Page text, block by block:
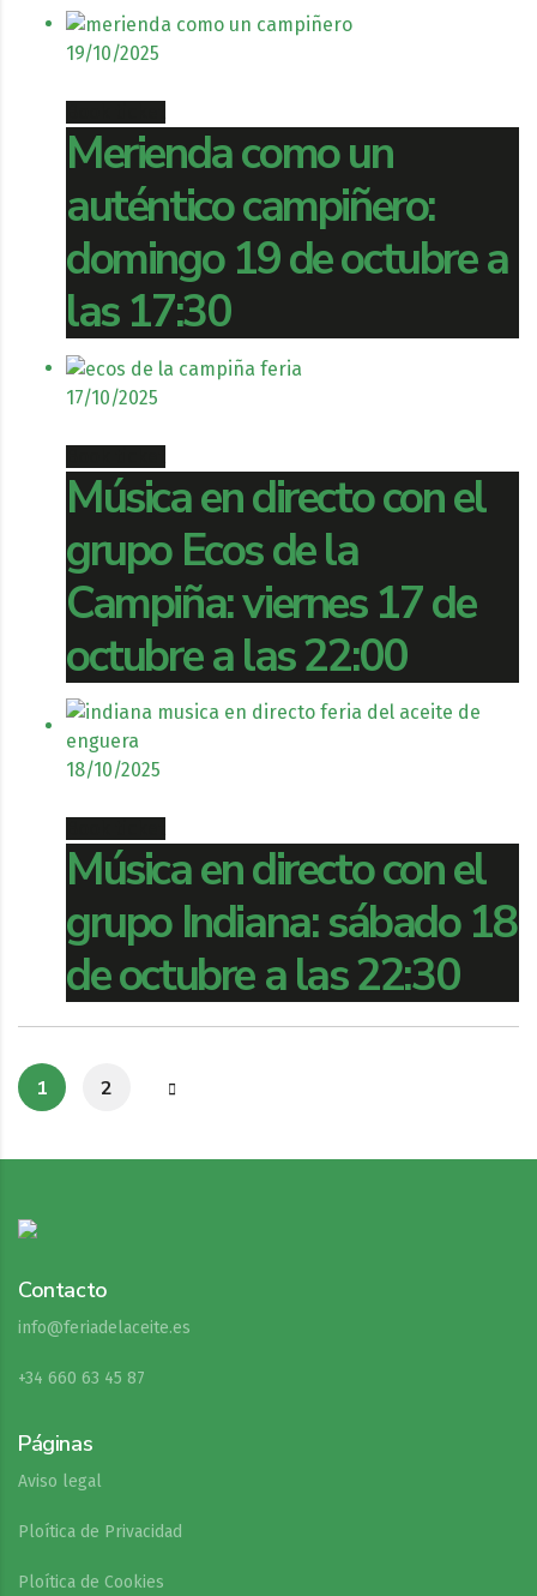
19/10/2025
Merienda como un
auténtico campiñero:
domingo 19 de octubre a
las 17:30
17/10/2025
Música en directo con el
grupo Ecos de la
Campiña: viernes 17 de
octubre a las 22:00
18/10/2025
Música en directo con el
grupo Indiana: sábado 18
de octubre a las 22:30
1 2
Contacto
info@feriadelaceite.es
+34 660 63 45 87
Páginas
Aviso legal
Ploítica de Privacidad
Ploítica de Cookies